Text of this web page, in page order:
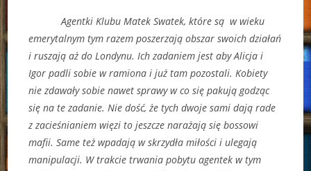
Agentki Klubu Matek Swatek, które są w wieku
emerytalnym tym razem poszerzają obszar swoich działań
i ruszają aż do Londynu. Ich zadaniem jest aby Alicja i
Igor padli sobie w ramiona i już tam pozostali. Kobiety
nie zdawały sobie nawet sprawy w co się pakują godząc
się na te zadanie. Nie dość, że tych dwoje sami dają rade
z zacieśnianiem więzi to jeszcze narażają się bossowi
mafii. Same też wpadają w skrzydła miłości i ulegają
manipulacji. W trakcie trwania pobytu agentek w tym